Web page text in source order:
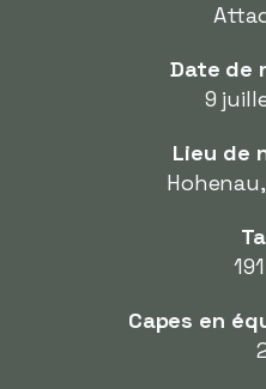
Date de
9
Lieu de
Capes en